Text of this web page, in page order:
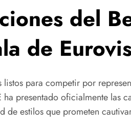
del
de
listos para competir por
presentado oficialmente las
estilos que prometen